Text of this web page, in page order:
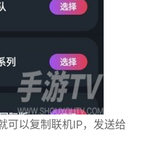
可以复制联机IP，发送给